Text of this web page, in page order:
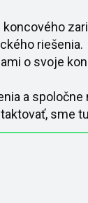
riešenia.
o svoje
a
sme